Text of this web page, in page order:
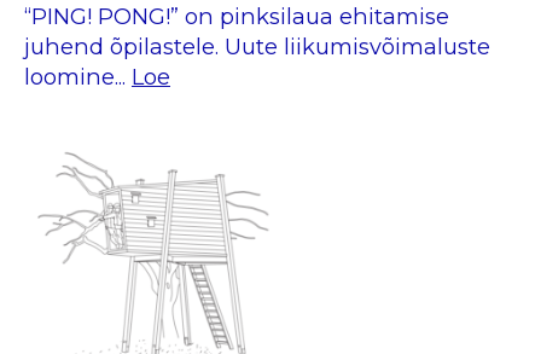
“PING! PONG!” on pinksilaua ehitamise
juhend õpilastele. Uute liikumisvõimaluste
loomine... Loe